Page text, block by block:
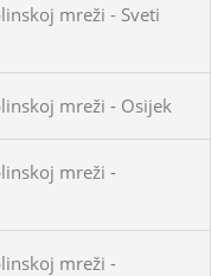
mreži - Sveti
mreži - Osijek
mreži -
mreži -